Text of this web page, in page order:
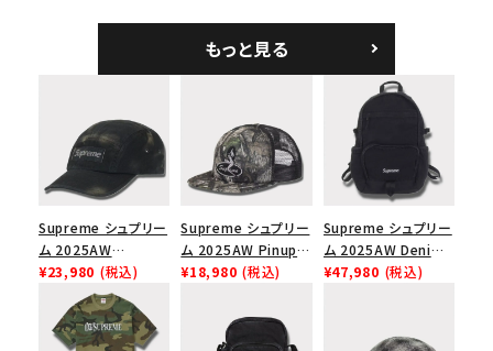
シックロゴ 6パネルキ
ャップ ブラック
もっと見る
Supreme シュプリー
ム 2025AW
Overdyed Camp
Cap オーバーダイド
キャンプキャップ ブ
ラック
¥23,980 (税込)
Supreme シュプリー
ム 2025AW Pinup
Mesh Back 5-Panel
ュバック 5パネルキャ
ップ トゥルーティン
¥18,980 (税込)
Supreme シュプリー
ム 2025AW Denim
Backpack デニム バ
¥47,980 (税込)